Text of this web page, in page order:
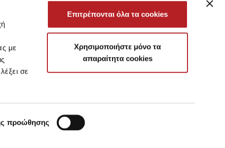
με
σε
προώθησης
Επιτρέπονται όλα τα cookies
Χρησιμοποιήστε μόνο τα
απαραίτητα cookies